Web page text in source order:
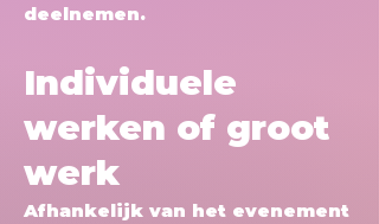
deelnemen.
Individuele
werken of groot
werk
Afhankelijk van het evenement